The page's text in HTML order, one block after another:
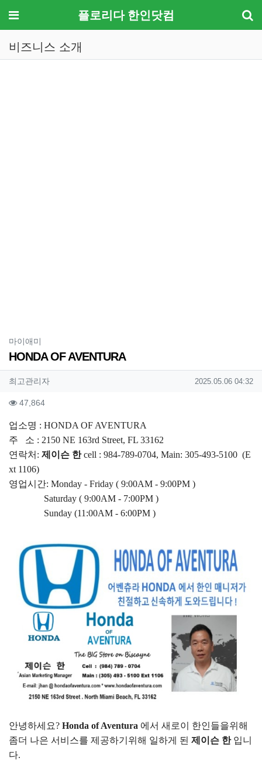
메뉴 플로리다 한인닷컴
비즈니스 소개
마이애미
HONDA OF AVENTURA
작성자 정보
최고관리자작성 작성일
2025.05.06 04:32
컨텐츠 정보
47,864조회
본문
업소명 : HONDA OF AVENTURA
주 소 : 2150 NE 163rd Street, FL 33162
연락처: 제이슨 한 cell : 984-789-0704, Main: 305-493-5100 (E
xt 1106)
영업시간: Monday - Friday ( 9:00AM - 9:00PM )
Saturday ( 9:00AM - 7:00PM )
Sunday (11:00AM - 6:00PM )
안녕하세요? Honda of Aventura 에서 새로이 한인들을위해
좀더 나은 서비스를 제공하기위해 일하게 된 제이슨 한입니
다.